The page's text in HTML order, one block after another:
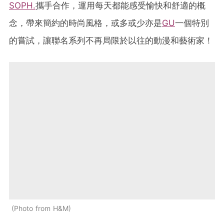
SOPH.攜手合作，運用每天都能感受愉快和舒適的概
念，帶來簡約的時尚風格，或多或少亦是GU一個特別
的嘗試，讓聯名系列不再局限於以往的動漫和藝術家！
Photo from H&M